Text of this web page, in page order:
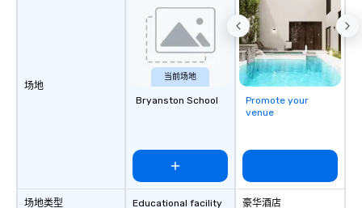
场地
场地类型
当前场地
Bryanston School
Educational facility
Promote your
venue
豪华酒店